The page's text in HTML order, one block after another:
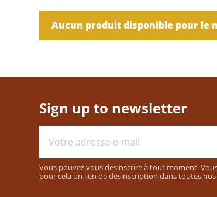
Aucun produit disponible pour le
Sign up to newsletter
Vous pouvez vous désinscrire à tout moment.
pour cela un lien de désinscription dans toutes